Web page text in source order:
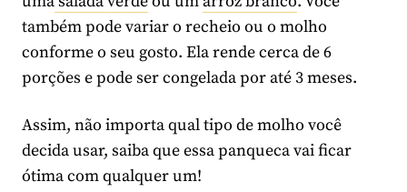
também pode variar o recheio ou o molho
conforme o seu gosto. Ela rende cerca de 6
porções e pode ser congelada por até 3 meses.
Assim, não importa qual tipo de molho você
decida usar, saiba que essa panqueca vai ficar
ótima com qualquer um!